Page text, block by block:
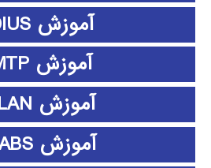
آموزش EDIUS
آموزش EMTP
آموزش ePLAN
آموزش ETABS